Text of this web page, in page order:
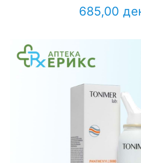
Здравствени проблеми
Интимно здравје
Медицински апрати
685,00